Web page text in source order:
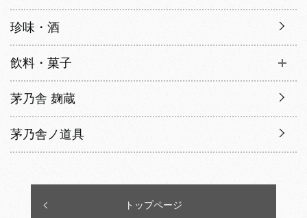
珍味・酒
飲料・菓子
茅乃舎 麹蔵
茅乃舎ノ道具
トップページ